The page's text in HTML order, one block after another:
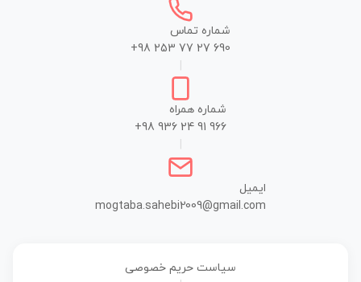
شماره تماس
+98 253 77 27 690
شماره همراه
+98 936 24 91 966
ایمیل
mogtaba.sahebi2009@gmail.com
سیاست حریم خصوصی